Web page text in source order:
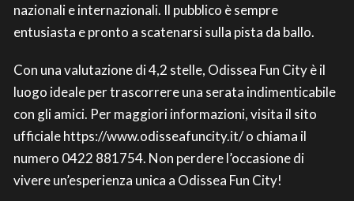
nazionali e internazionali. Il pubblico è sempre
entusiasta e pronto a scatenarsi sulla pista da ballo.
Con una valutazione di 4,2 stelle, Odissea Fun City è il
luogo ideale per trascorrere una serata indimenticabile
con gli amici. Per maggiori informazioni, visita il sito
ufficiale https://www.odisseafuncity.it/ o chiama il
numero 0422 881754. Non perdere l’occasione di
vivere un’esperienza unica a Odissea Fun City!